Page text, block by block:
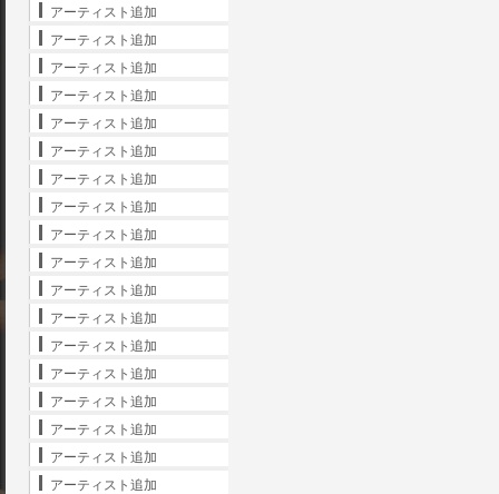
アーティスト追加
アーティスト追加
アーティスト追加
アーティスト追加
アーティスト追加
アーティスト追加
アーティスト追加
アーティスト追加
アーティスト追加
アーティスト追加
アーティスト追加
アーティスト追加
アーティスト追加
アーティスト追加
アーティスト追加
アーティスト追加
アーティスト追加
アーティスト追加